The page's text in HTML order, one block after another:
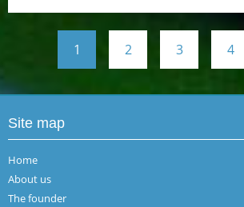
1 2 3 4
Site map
Home
About us
The founder